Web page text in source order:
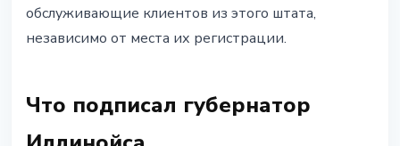
обслуживающие клиентов из этого штата,
независимо от места их регистрации.
Что подписал губернатор